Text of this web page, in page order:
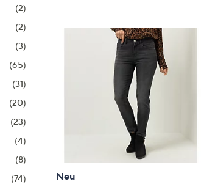
anzuzeigen.
(2)
(2)
(3)
(65)
(31)
(20)
(23)
(4)
(8)
(74)
Neu